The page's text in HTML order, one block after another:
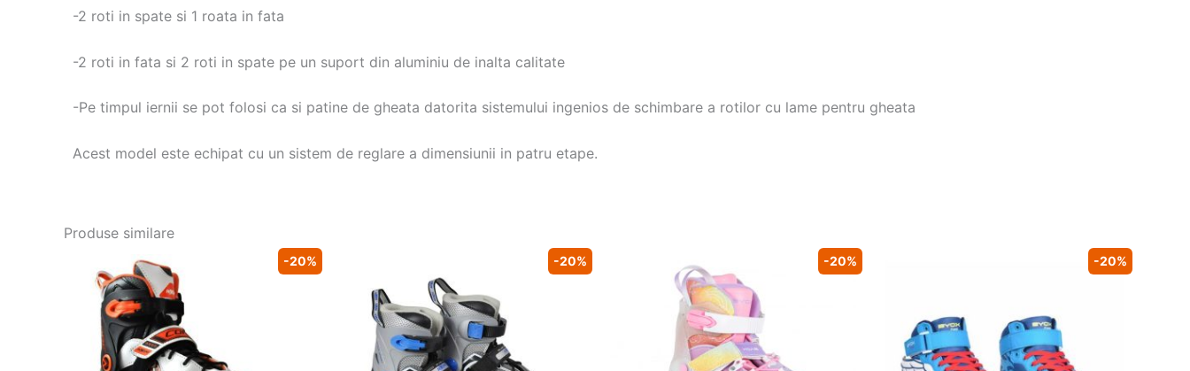
-2 roti in spate si 1 roata in fata
-2 roti in fata si 2 roti in spate pe un suport din aluminiu de inalta calitate
-Pe timpul iernii se pot folosi ca si patine de gheata datorita sistemului ingenios de schimbare a rotilor cu lame pentru gheata
Acest model este echipat cu un sistem de reglare a dimensiunii in patru etape.
Produse similare
-20% -20% -20% -20%